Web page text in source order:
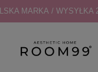
MARKA / WYSYŁKA